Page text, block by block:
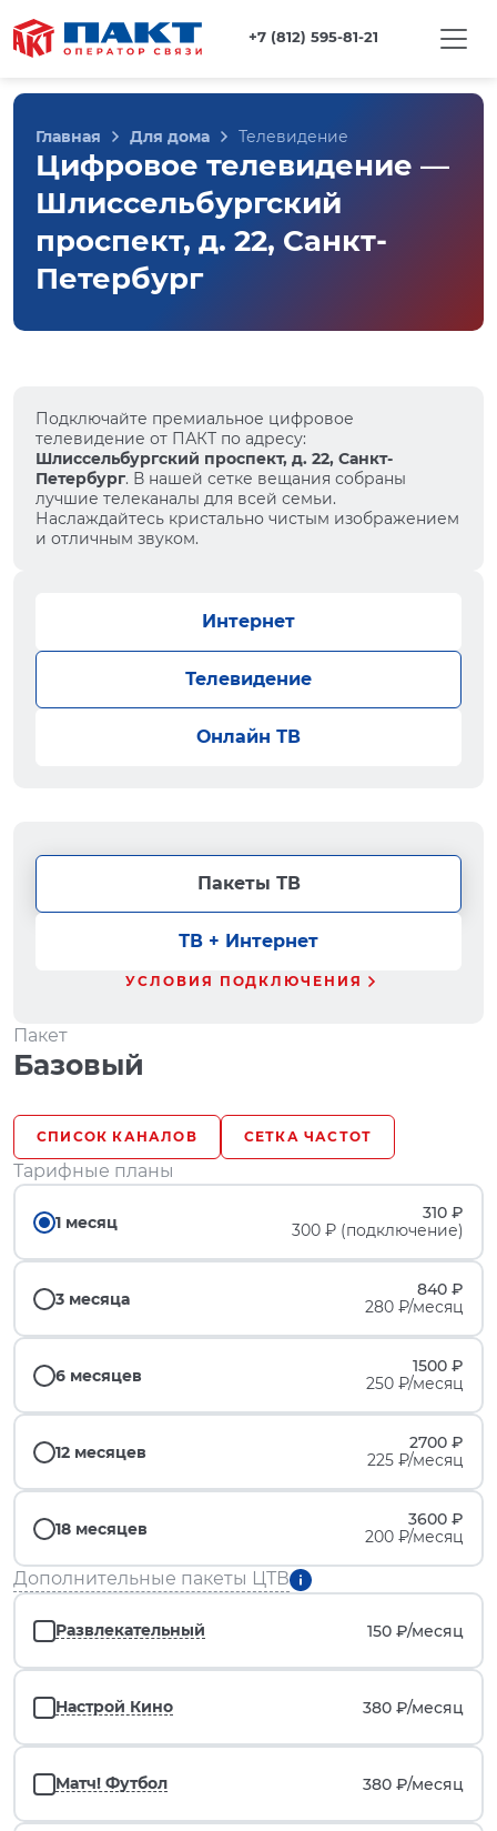
+7 (812) 595-81-21
Главная Для дома Телевидение
Цифровое телевидение —
Шлиссельбургский
проспект, д. 22, Санкт-
Петербург
Подключайте премиальное цифровое
телевидение от ПАКТ по адресу:
Шлиссельбургский проспект, д. 22, Санкт-
Петербург. В нашей сетке вещания собраны
лучшие телеканалы для всей семьи.
Наслаждайтесь кристально чистым изображением
и отличным звуком.
Интернет
Телевидение
Онлайн ТВ
Пакеты ТВ
ТВ + Интернет
УСЛОВИЯ ПОДКЛЮЧЕНИЯ
Пакет
Базовый
СПИСОК КАНАЛОВ СЕТКА ЧАСТОТ
Тарифные планы
1 месяц
310 ₽
300 ₽ (подключение)
3 месяца
840 ₽
280 ₽/месяц
6 месяцев
1500 ₽
250 ₽/месяц
12 месяцев
2700 ₽
225 ₽/месяц
18 месяцев
3600 ₽
200 ₽/месяц
Дополнительные пакеты ЦТВ
Развлекательный 150 ₽/месяц
Настрой Кино 380 ₽/месяц
Матч! Футбол 380 ₽/месяц